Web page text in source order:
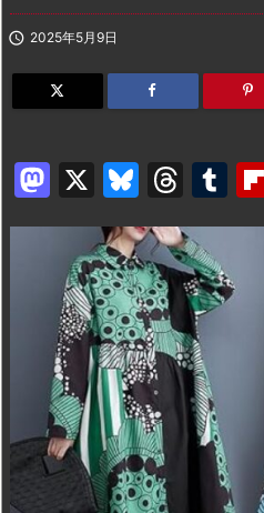
 2025年5月9日
M
a
st
o
d
o
n
X
Bl
u
e
s
k
y
T
hr
e
a
d
s
T
u
bl